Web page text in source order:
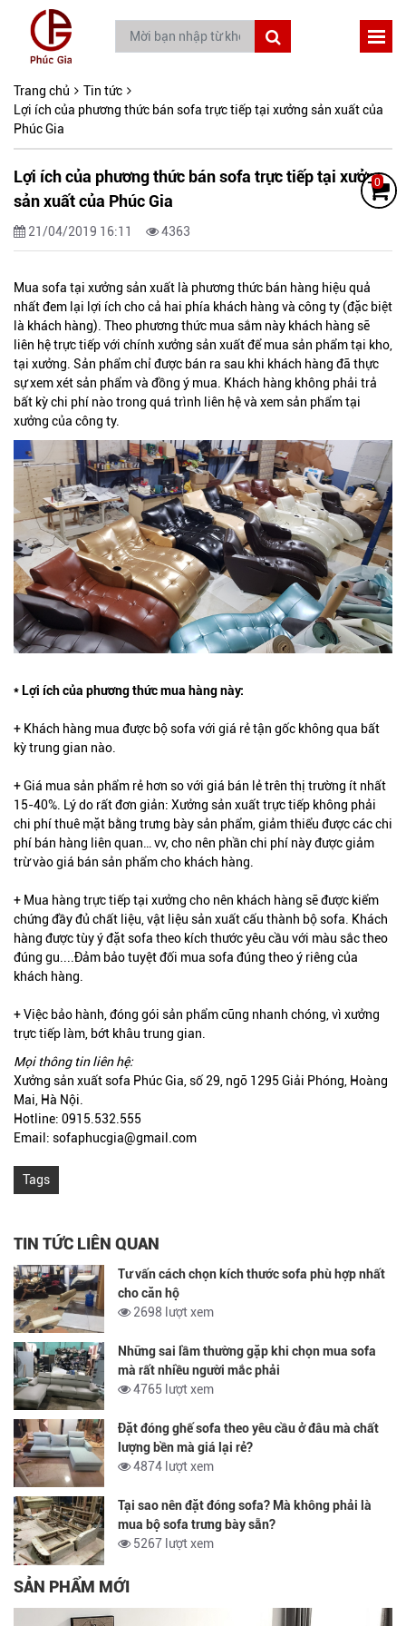
0
Trang chủ
Tin tức
Lợi ích của phương thức bán sofa trực tiếp tại xưởng sản xuất của
Phúc Gia
Lợi ích của phương thức bán sofa trực tiếp tại xưởng
sản xuất của Phúc Gia
21/04/2019 16:11 4363
Mua sofa tại xưởng sản xuất l à phương thức bán hàng hiệu quả
nhất đem lại lợi ích cho cả hai phía khách hàng và công ty (đặc biệt
là khách hàng). Theo phương thức mua sắm này khách hàng sẽ
liên hệ trực tiếp với chính xưởng sản xuất để mua sản phẩm tại kho,
tại xưởng. Sản phẩm chỉ được bán ra sau khi khách hàng đã thực
sự xem xét sản phẩm và đồng ý mua. Khách hàng không phải trả
bất kỳ chi phí nào trong quá trình liên hệ và xem sản phẩm tại
xưởng của công ty.
* Lợi ích của phương thức mua hàng này:
+ Khách hàng mua được bộ sofa với giá rẻ tận gốc không qua bất
kỳ trung gian nào.
+ Giá mua sản phẩm rẻ hơn so với giá bán lẻ trên thị trường ít nhất
15-40%. Lý do rất đơn giản: Xưởng sản xuất trực tiếp không phải
chi phí thuê mặt bằng trưng bày sản phẩm, giảm thiểu được các chi
phí bán hàng liên quan… vv, cho nên phần chi phí này được giảm
trừ vào giá bán sản phẩm cho khách hàng.
+ Mua hàng trực tiếp tại xưởng cho nên khách hàng sẽ được kiểm
chứng đầy đủ chất liệu, vật liệu sản xuất cấu thành bộ sofa. Khách
hàng được tùy ý đặt sofa theo kích thước yêu cầu với màu sắc theo
đúng gu....Đảm bảo tuyệt đối mua sofa đúng theo ý riêng của
khách hàng.
+ Việc bảo hành, đóng gói sản phẩm cũng nhanh chóng, vì xưởng
trực tiếp làm, bớt khâu trung gian.
Mọi thông tin liên hệ:
Xưởng sản xuất sofa Phúc Gia, số 29, ngõ 1295 Giải Phóng, Hoàng
Mai, Hà Nội.
Hotline: 0915.532.555
Email: sofaphucgia@gmail.com
Tags
TIN TỨC LIÊN QUAN
Tư vấn cách chọn kích thước sofa phù hợp nhất
cho căn hộ
2698 lượt xem
Những sai lầm thường gặp khi chọn mua sofa
mà rất nhiều người mắc phải
4765 lượt xem
Đặt đóng ghế sofa theo yêu cầu ở đâu mà chất
lượng bền mà giá lại rẻ?
4874 lượt xem
Tại sao nên đặt đóng sofa? Mà không phải là
mua bộ sofa trưng bày sẵn?
5267 lượt xem
SẢN PHẨM MỚI